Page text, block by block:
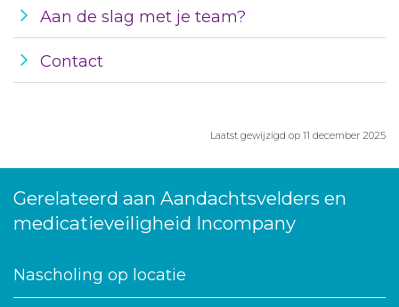
Aan de slag met je team?
Contact
Laatst gewijzigd op 11 december 2025
Gerelateerd aan Aandachtsvelders en
medicatieveiligheid Incompany
Nascholing op locatie